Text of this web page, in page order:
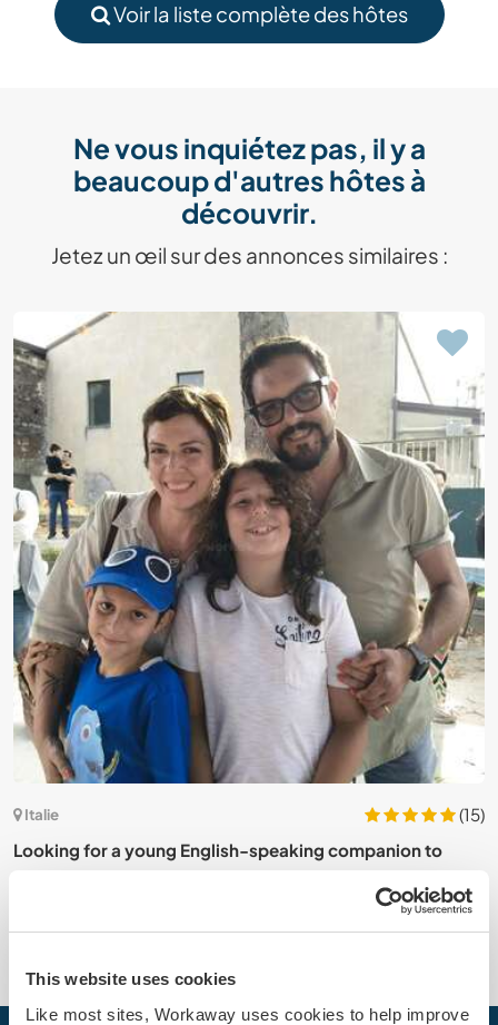
This website uses cookies
Like most sites, Workaway uses cookies to help improve
Voir la liste complète des hôtes
Ne vous inquiétez pas, il y a
beaucoup d'autres hôtes à
découvrir.
Jetez un œil sur des annonces similaires :
Italie
(15)
Looking for a young English-speaking companion to